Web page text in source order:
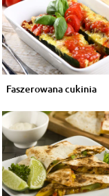
Faszerowana cukinia